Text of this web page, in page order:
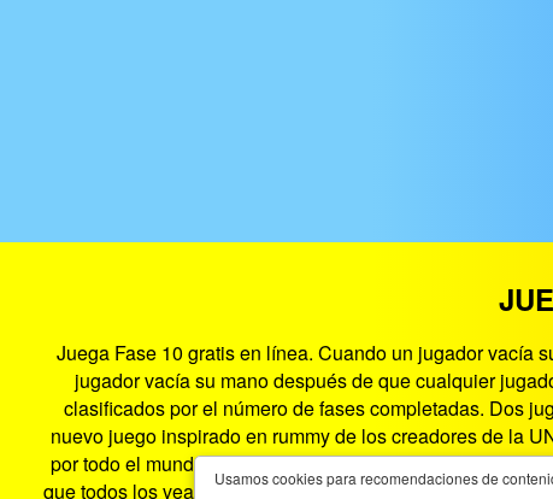
Juega Fase 10 gratis en línea. Cuando un jugador vacía
jugador vacía su mano después de que cualquier
clasificados por el número de fases completadas. Dos
nuevo juego inspirado en rummy de los creadores de la
por todo el mundo! Carrera para completar cada fase y
que todos los vean. ¡La fase ha terminado! Phase 10 en
Usamos cookies para recomendaciones de